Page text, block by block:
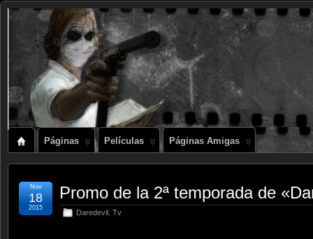
Páginas Películas Páginas Amigas
Promo de la 2ª temporada de
Daredevil Tv
Nov
18
2015